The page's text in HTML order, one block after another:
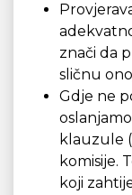
znači da
sličnu
Gdje ne
klauzule
komisije.
koji